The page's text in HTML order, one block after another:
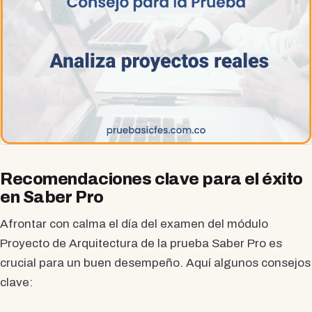
Recomendaciones clave para el éxito
en Saber Pro
Afrontar con calma el día del examen del módulo
Proyecto de Arquitectura de la prueba Saber Pro es
crucial para un buen desempeño. Aquí algunos consejos
clave: